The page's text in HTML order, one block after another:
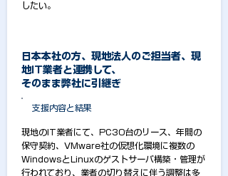
したい。
日本本社の方、現地法人のご担当者、現
地IT業者と連携して、
そのまま弊社に引継ぎ
支援内容と結果
現地のIT業者にて、PC30台のリース、年間の
保守契約、VMware社の仮想化環境に複数の
WindowsとLinuxのゲストサーバ構築・管理が
行われており、業者の切り替えに伴う調整は多